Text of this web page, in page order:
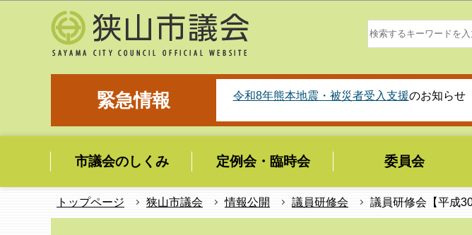
緊急情報 令和8年熊本地震・被災者受入支援のお知らせ
市議会のしくみ 定例会・臨時会 委員会
トップページ 狭山市議会 情報公開 議員研修会 議員研修会【平成30